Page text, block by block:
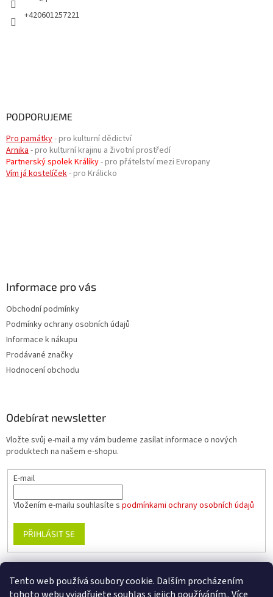
Tento web používá soubory cookie. Dalším procházením
+420601257221
PODPORUJEME
Pro památky- pro kulturní dědictví
Arnika- pro kulturní krajinu a životní prostředí
Partnerský spolek Králíky- pro přátelství mezi Evropany
Vím já kostelíček- pro Králicko
Informace pro vás
Obchodní podmínky
Podmínky ochrany osobních údajů
Informace k nákupu
Prodávané značky
Hodnocení obchodu
Odebírat newsletter
Vložte svůj e-mail a my vám budeme zasílat informace o nových
produktech na našem e-shopu.
E-mail
Vložením e-mailu souhlasíte s podmínkami ochrany osobních údajů
PŘIHLÁSIT SE
www.planika.cz www.trekingovaobuv.cz www.regaobuv.cz